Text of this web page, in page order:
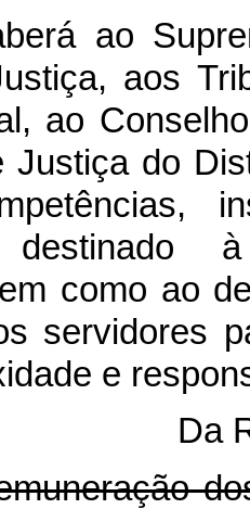
ao
aos
ao
Justiça do
destinado
como ao
servidores
e
Da